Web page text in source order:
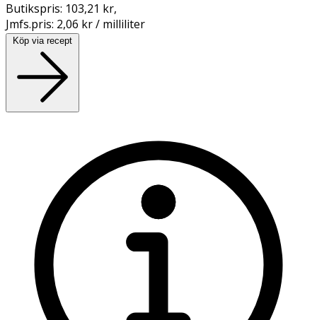
Butikspris: 103,21 kr,
Jmfs.pris: 2,06 kr / milliliter
Köp via recept